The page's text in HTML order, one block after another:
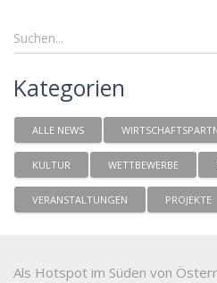
Kategorien
ALLE NEWS
KULTUR WETTBEWERBE
VERANSTALTUNGEN PROJEKTE
Als Hotspot im Süden von